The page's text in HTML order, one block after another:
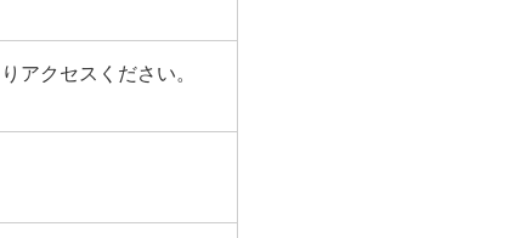
アクセスください。